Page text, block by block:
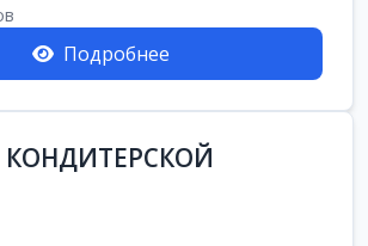
Подробнее
КОНДИТЕРСКОЙ